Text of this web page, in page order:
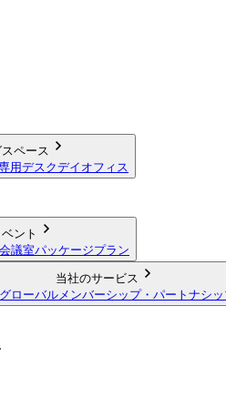
ペース
用デスクデイオフィス
ント
会議室パッケージプラン
当社のサービス
グローバルメンバーシップ・パートナシ